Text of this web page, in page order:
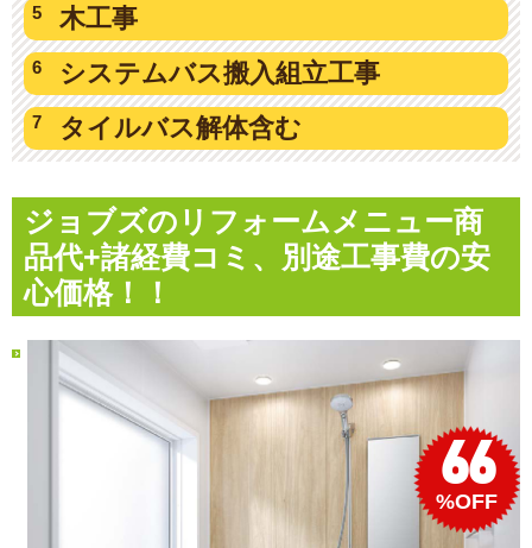
木工事
システムバス搬入組立工事
タイルバス解体含む
ジョブズのリフォームメニュー商
品代+諸経費コミ、別途工事費の安
心価格！！
66
%OFF